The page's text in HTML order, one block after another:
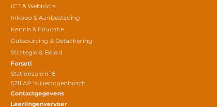
ICT & Webtools
Inkoop & Aanbesteding
Kennis & Educatie
Outsourcing & Detachering
Strategie & Beleid
Forseti
Stationsplein 18
5211 AP ‘s-Hertogenbosch
Contactgegevens
Leerlingenvervoer